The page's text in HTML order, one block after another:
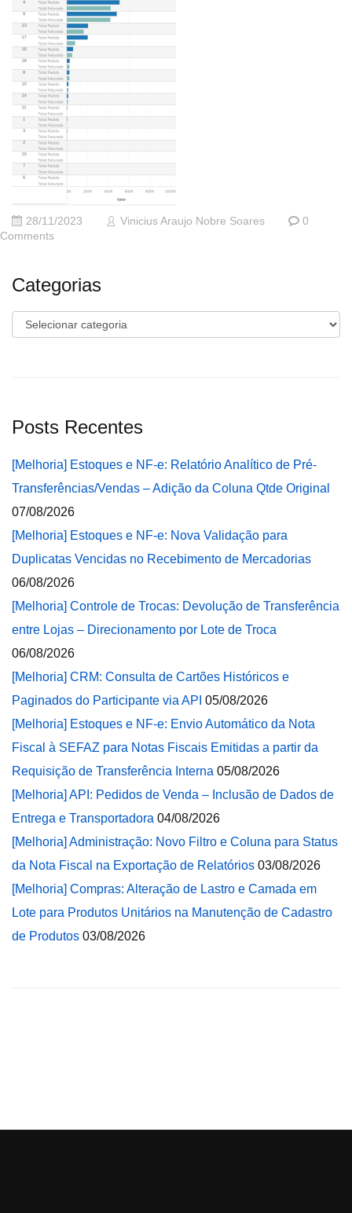
28/11/2023 Vinicius Araujo Nobre Soares
0
Comments
Categorias
Categorias
Posts Recentes
[Melhoria] Estoques e NF-e: Relatório Analítico de Pré-
Transferências/Vendas – Adição da Coluna Qtde Original
07/08/2026
[Melhoria] Estoques e NF-e: Nova Validação para
Duplicatas Vencidas no Recebimento de Mercadorias
06/08/2026
[Melhoria] Controle de Trocas: Devolução de Transferência
entre Lojas – Direcionamento por Lote de Troca
06/08/2026
[Melhoria] CRM: Consulta de Cartões Históricos e
Paginados do Participante via API 05/08/2026
[Melhoria] Estoques e NF-e: Envio Automático da Nota
Fiscal à SEFAZ para Notas Fiscais Emitidas a partir da
Requisição de Transferência Interna 05/08/2026
[Melhoria] API: Pedidos de Venda – Inclusão de Dados de
Entrega e Transportadora 04/08/2026
[Melhoria] Administração: Novo Filtro e Coluna para Status
da Nota Fiscal na Exportação de Relatórios 03/08/2026
[Melhoria] Compras: Alteração de Lastro e Camada em
Lote para Produtos Unitários na Manutenção de Cadastro
de Produtos 03/08/2026